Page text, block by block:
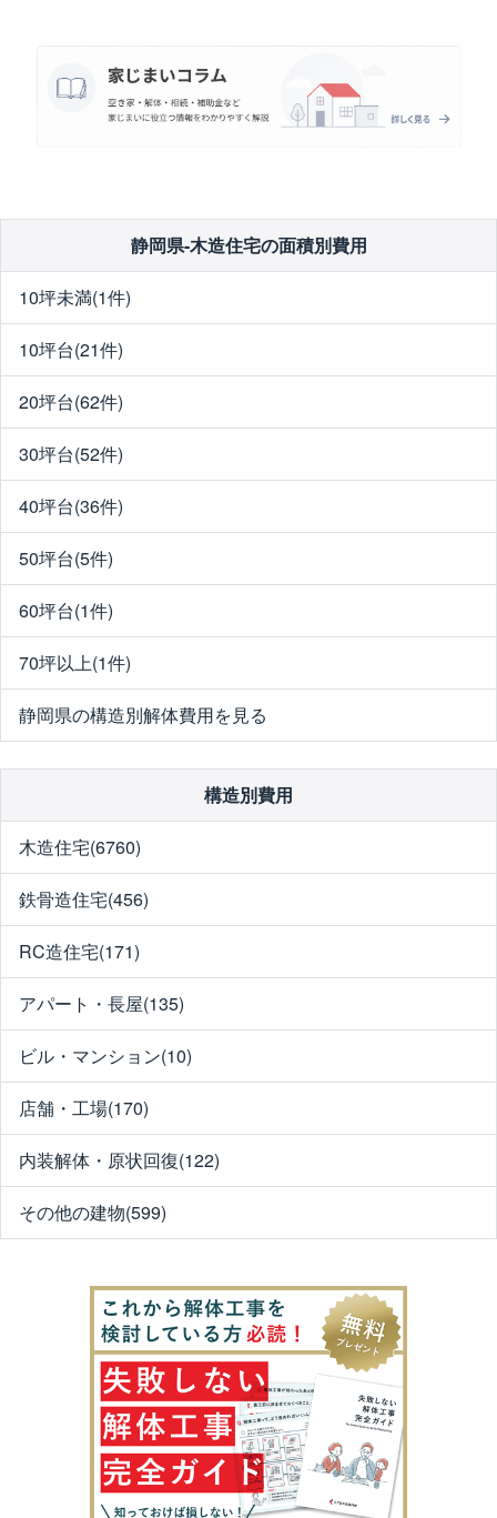
静岡県-木造住宅の面積別費用
10坪未満(1件)
10坪台(21件)
20坪台(62件)
30坪台(52件)
40坪台(36件)
50坪台(5件)
60坪台(1件)
70坪以上(1件)
静岡県の構造別解体費用を見る
構造別費用
木造住宅(6760)
鉄骨造住宅(456)
RC造住宅(171)
アパート・長屋(135)
ビル・マンション(10)
店舗・工場(170)
内装解体・原状回復(122)
その他の建物(599)